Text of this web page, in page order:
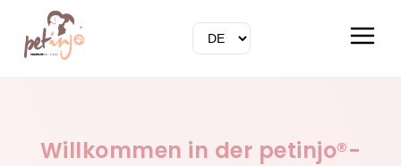
Willkommen in der petinjo®-